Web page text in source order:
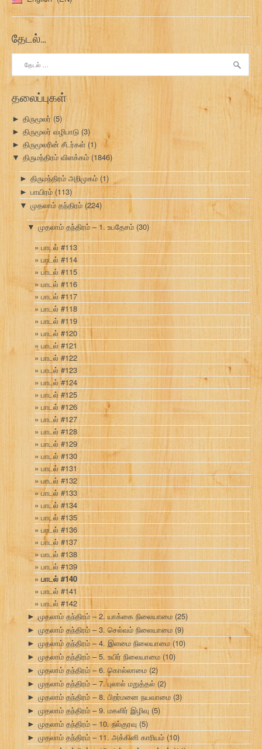
தேடல்…
தேடு:
தலைப்புகள்
► திருமூலர்(5)
► திருமூலர் வழிபாடு (3)
► திருமூலரின் சீடர்கள் (1)
▼ திருமந்திரம் விளக்கம் (1846)
► திருமந்திரம் அறிமுகம் (1)
► பாயிரம் (113)
▼ முதலாம் தந்திரம் (224)
▼ முதலாம் தந்திரம் – 1. உபதேசம் (30)
பாடல் #113
பாடல் #114
பாடல் #115
பாடல் #116
பாடல் #117
பாடல் #118
பாடல் #119
பாடல் #120
பாடல் #121
பாடல் #122
பாடல் #123
பாடல் #124
பாடல் #125
பாடல் #126
பாடல் #127
பாடல் #128
பாடல் #129
பாடல் #130
பாடல் #131
பாடல் #132
பாடல் #133
பாடல் #134
பாடல் #135
பாடல் #136
பாடல் #137
பாடல் #138
பாடல் #139
பாடல் #140
பாடல் #141
பாடல் #142
► முதலாம் தந்திரம் – 2. யாக்கை நிலையாமை (25)
► முதலாம் தந்திரம் – 3. செல்வம் நிலையாமை (9)
► முதலாம் தந்திரம் – 4. இளமை நிலையாமை (10)
► முதலாம் தந்திரம் – 5. உயிர் நிலையாமை (10)
► முதலாம் தந்திரம் – 6. கொல்லாமை (2)
► முதலாம் தந்திரம் – 7. புலால் மறுத்தல் (2)
► முதலாம் தந்திரம் – 8. பிறர்மனை நயவாமை (3)
► முதலாம் தந்திரம் – 9. மகளிர் இழிவு (5)
► முதலாம் தந்திரம் – 10. நல்குரவு (5)
► முதலாம் தந்திரம் – 11. அக்கினி காரியம் (10)